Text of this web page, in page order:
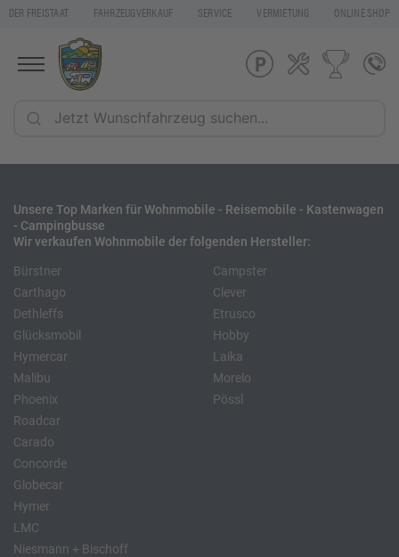
DER FREISTAAT FAHRZEUGVERKAUF SERVICE VERMIETUNG ONLINE SHOP
Unsere Top Marken für Wohnmobile - Reisemobile - Kastenwagen
- Campingbusse
Wir verkaufen Wohnmobile der folgenden Hersteller:
Bürstner
Carthago
Dethleffs
Glücksmobil
Hymercar
Malibu
Phoenix
Roadcar
Campster
Clever
Etrusco
Hobby
Laika
Morelo
Pössl
Carado
Concorde
Globecar
Hymer
LMC
Niesmann + Bischoff